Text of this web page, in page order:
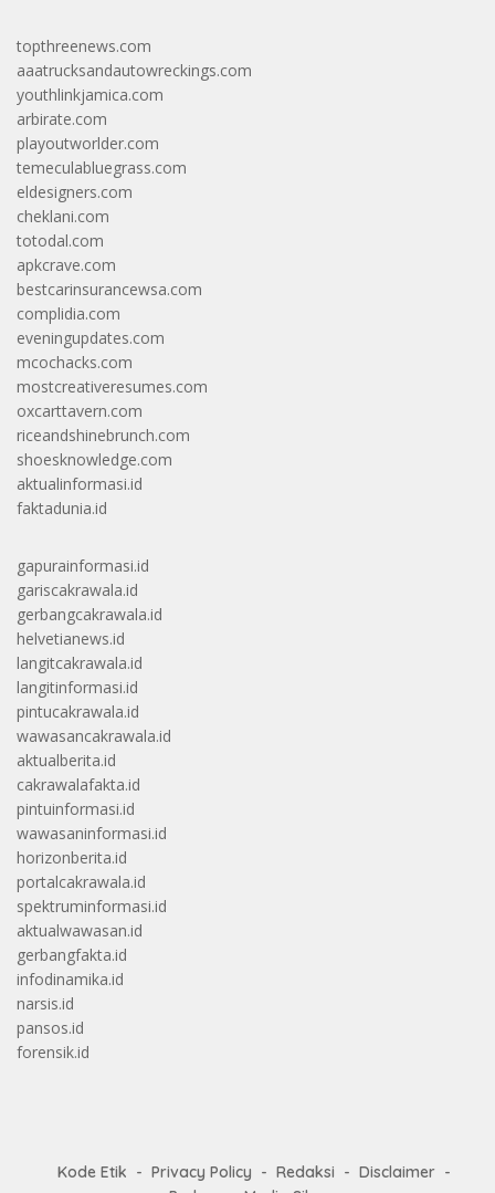
topthreenews.com
aaatrucksandautowreckings.com
youthlinkjamica.com
arbirate.com
playoutworlder.com
temeculabluegrass.com
eldesigners.com
cheklani.com
totodal.com
apkcrave.com
bestcarinsurancewsa.com
complidia.com
eveningupdates.com
mcochacks.com
mostcreativeresumes.com
oxcarttavern.com
riceandshinebrunch.com
shoesknowledge.com
aktualinformasi.id
faktadunia.id
gapurainformasi.id
gariscakrawala.id
gerbangcakrawala.id
helvetianews.id
langitcakrawala.id
langitinformasi.id
pintucakrawala.id
wawasancakrawala.id
aktualberita.id
cakrawalafakta.id
pintuinformasi.id
wawasaninformasi.id
horizonberita.id
portalcakrawala.id
spektruminformasi.id
aktualwawasan.id
gerbangfakta.id
infodinamika.id
narsis.id
pansos.id
forensik.id
Kode Etik Privacy Policy Redaksi
Disclaimer